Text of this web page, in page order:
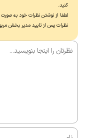
کنید.
لطفا از نوشتن نظرات خود به
نظرات پس از تایید مدیر بخش